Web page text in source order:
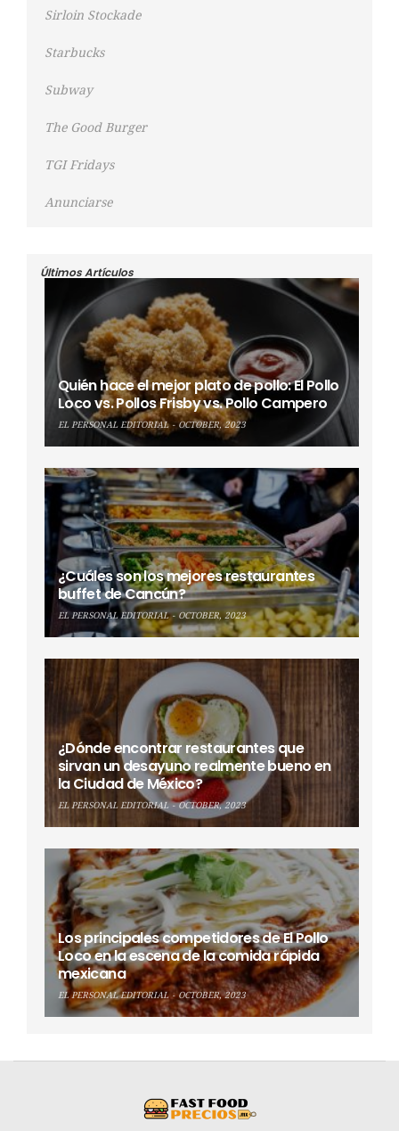
Sirloin Stockade
Starbucks
Subway
The Good Burger
TGI Fridays
Anunciarse
Últimos Artículos
Quién hace el mejor plato de pollo: El Pollo
Loco vs. Pollos Frisby vs. Pollo Campero
EL PERSONAL EDITORIAL OCTOBER, 2023
¿Cuáles son los mejores restaurantes
buffet de Cancún?
EL PERSONAL EDITORIAL OCTOBER, 2023
¿Dónde encontrar restaurantes que
sirvan un desayuno realmente bueno en
la Ciudad de México?
EL PERSONAL EDITORIAL OCTOBER, 2023
Los principales competidores de El Pollo
Loco en la escena de la comida rápida
mexicana
EL PERSONAL EDITORIAL OCTOBER, 2023